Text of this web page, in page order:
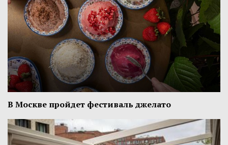
В Москве пройдет фестиваль джелато